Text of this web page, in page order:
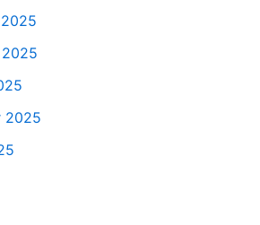
2025